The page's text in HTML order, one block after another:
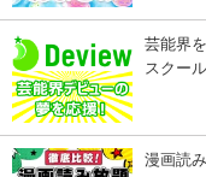
芸能界
スクー
漫画読